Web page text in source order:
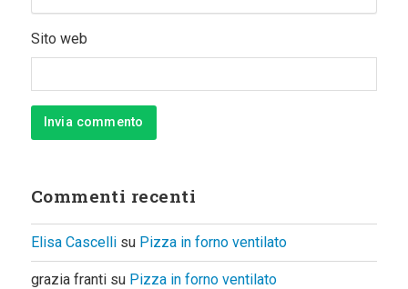
Sito web
Commenti recenti
Elisa Cascellisu Pizza in forno ventilato
grazia frantisu Pizza in forno ventilato